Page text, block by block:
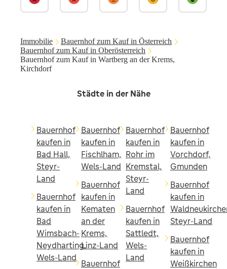
Immobilie
Bauernhof zum Kauf in Österreich
Bauernhof zum Kauf in Oberösterreich
Bauernhof zum Kauf in Wartberg an der Krems,
Kirchdorf
Städte in der Nähe
Bauernhof
kaufen in
Bad Hall,
Steyr-
Land
Bauernhof
kaufen in
Bad
Wimsbach-
Neydharting,
Wels-Land
Bauernhof
kaufen in
Fischlham,
Wels-Land
Bauernhof
kaufen in
Kematen
an der
Krems,
Linz-Land
Bauernhof
Bauernhof
kaufen in
Rohr im
Kremstal,
Steyr-
Land
Bauernhof
kaufen in
Sattledt,
Wels-
Land
Bauernhof
kaufen in
Vorchdorf,
Gmunden
Bauernhof
kaufen in
Steyr-Land
Bauernhof
kaufen in
Weißkirchen